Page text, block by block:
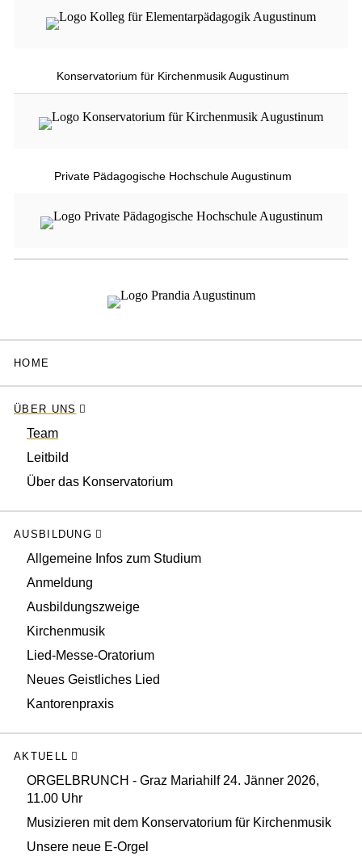
Konservatorium für Kirchenmusik Augustinum
Private Pädagogische Hochschule Augustinum
HOME
ÜBER UNS
Team
Leitbild
Über das Konservatorium
AUSBILDUNG
Allgemeine Infos zum Studium
Anmeldung
Ausbildungszweige
Kirchenmusik
Lied-Messe-Oratorium
Neues Geistliches Lied
Kantorenpraxis
AKTUELL
ORGELBRUNCH - Graz Mariahilf 24. Jänner 2026,
11.00 Uhr
Musizieren mit dem Konservatorium für Kirchenmusik
Unsere neue E-Orgel